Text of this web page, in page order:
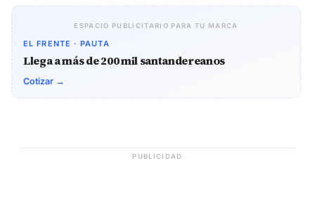
ESPACIO PUBLICITARIO PARA TU MARCA
EL FRENTE · PAUTA
Llega a más de 200 mil santandereanos
Cotizar →
PUBLICIDAD